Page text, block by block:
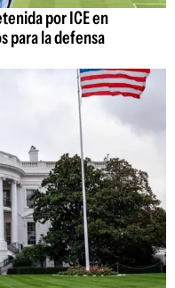
por ICE en
para la defensa